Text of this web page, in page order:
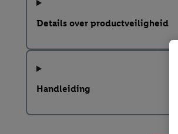
Details over productveiligheid
Handleiding